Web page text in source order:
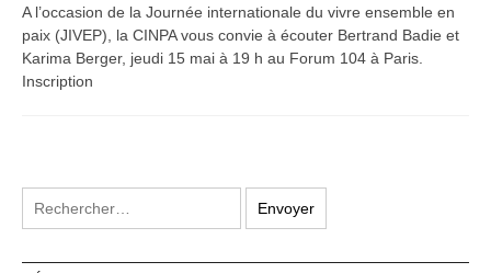
A l’occasion de la Journée internationale du vivre ensemble en
paix (JIVEP), la CINPA vous convie à écouter Bertrand Badie et
Karima Berger, jeudi 15 mai à 19 h au Forum 104 à Paris.
Inscription